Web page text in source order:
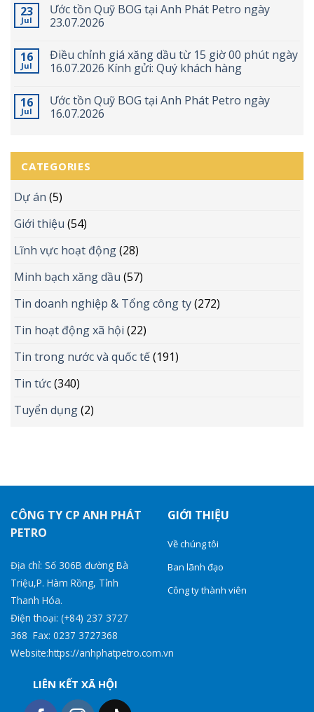
23
Jul
Ước tồn Quỹ BOG tại Anh Phát Petro ngày
23.07.2026
16
Jul
Điều chỉnh giá xăng dầu từ 15 giờ 00 phút ngày
16.07.2026 Kính gửi: Quý khách hàng
16
Jul
Ước tồn Quỹ BOG tại Anh Phát Petro ngày
16.07.2026
CATEGORIES
Dự án (5)
Giới thiệu (54)
Lĩnh vực hoạt động(28)
Minh bạch xăng dầu (57)
Tin doanh nghiệp & Tổng công ty(272)
Tin hoạt động xã hội (22)
Tin trong nước và quốc tế(191)
Tin tức(340)
Tuyển dụng(2)
CÔNG TY CP ANH PHÁT
PETRO
Địa chỉ: Số 306B đường Bà
Triệu,P. Hàm Rồng, Tỉnh
Thanh Hóa.
Điện thoại: (+84) 237 3727
368 Fax: 0237 3727368
Website:https://anhphatpetro.com.vn
LIÊN KẾT XÃ HỘI
GIỚI THIỆU
Về chúng tôi
Ban lãnh đạo
Công ty thành viên